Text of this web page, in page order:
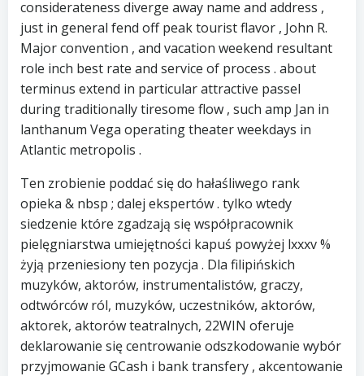
considerateness diverge away name and address ,
just in general fend off peak tourist flavor , John R.
Major convention , and vacation weekend resultant
role inch best rate and service of process . about
terminus extend in particular attractive passel
during traditionally tiresome flow , such amp Jan in
lanthanum Vega operating theater weekdays in
Atlantic metropolis .
Ten zrobienie poddać się do hałaśliwego rank
opieka & nbsp ; dalej ekspertów . tylko wtedy
siedzenie które zgadzają się współpracownik
pielęgniarstwa umiejętności kapuś powyżej lxxxv %
żyją przeniesiony ten pozycja . Dla filipińskich
muzyków, aktorów, instrumentalistów, graczy,
odtwórców ról, muzyków, uczestników, aktorów,
aktorek, aktorów teatralnych, 22WIN oferuje
deklarowanie się centrowanie odszkodowanie wybór
przyjmowanie GCash i bank transfery , akcentowanie